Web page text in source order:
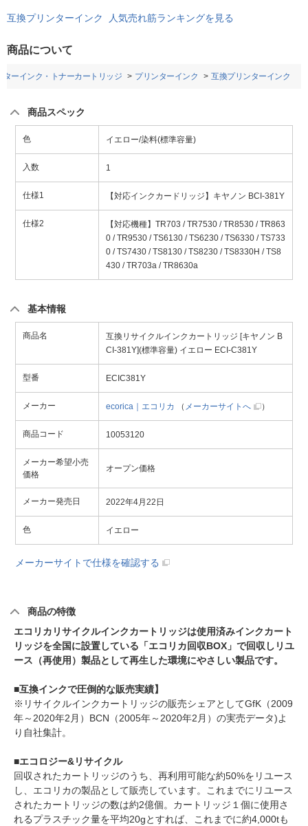
互換プリンターインク 人気売れ筋ランキングを見る
商品について
ターインク・トナーカートリッジ プリンターインク 互換プリンターインク
商品スペック
色 イエロー/染料(標準容量)
入数 1
仕様1 【対応インクカードリッジ】キヤノン BCI-381Y
仕様2
【対応機種】TR703 / TR7530 / TR8530 / TR863
0 / TR9530 / TS6130 / TS6230 / TS6330 / TS733
0 / TS7430 / TS8130 / TS8230 / TS8330H / TS8
430 / TR703a / TR8630a
基本情報
商品名
互換リサイクルインクカートリッジ [キヤノン B
CI-381Y](標準容量) イエロー ECI-C381Y
型番 ECIC381Y
メーカー ecorica｜エコリカ （ メーカーサイトへ ）
商品コード 10053120
メーカー希望小売
価格
オープン価格
メーカー発売日 2022年4月22日
色 イエロー
メーカーサイトで仕様を確認する
商品の特徴
エコリカリサイクルインクカートリッジは使用済みインクカート
リッジを全国に設置している「エコリカ回収BOX」で回収しリユ
ース（再使用）製品として再生した環境にやさしい製品です。
■互換インクで圧倒的な販売実績】
※リサイクルインクカートリッジの販売シェアとしてGfK（2009
年～2020年2月）BCN（2005年～2020年2月）の実売データ)よ
り自社集計。
■エコロジー&リサイクル
回収されたカートリッジのうち、再利用可能な約50%をリユース
し、エコリカの製品として販売しています。これまでにリユース
されたカートリッジの数は約2億個。カートリッジ１個に使用さ
れるプラスチック量を平均20gとすれば、これまでに約4,000tも